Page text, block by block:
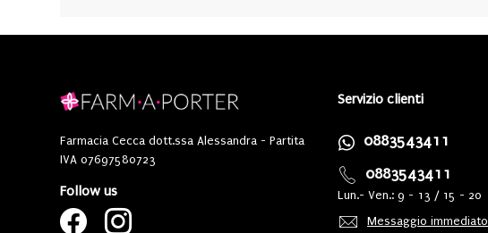
Farmacia Cecca dott.ssa Alessandra - Partita
IVA 07697580723
Follow us
Servizio clienti
0883543411
0883543411
Lun.- Ven.: 9 - 13 / 15 - 20
Messaggio immediato